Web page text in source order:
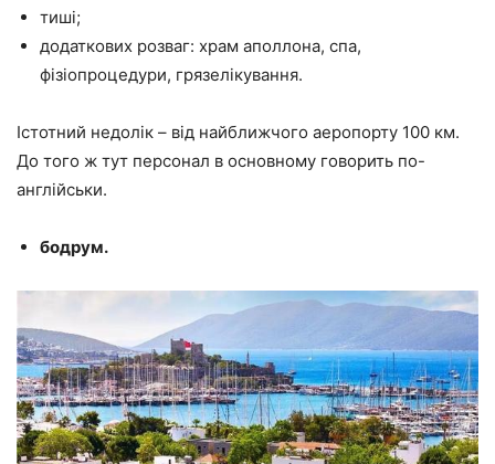
тиші;
додаткових розваг: храм аполлона, спа,
фізіопроцедури, грязелікування.
Істотний недолік – від найближчого аеропорту 100 км.
До того ж тут персонал в основному говорить по-
англійськи.
бодрум.